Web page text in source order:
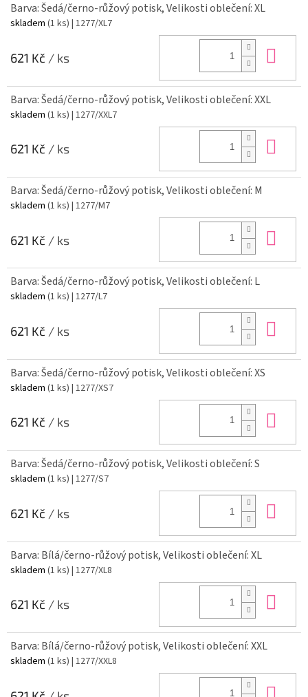
Barva: Šedá/černo-růžový potisk, Velikosti oblečení: XL
skladem (1 ks) | 1277/XL7
621 Kč / ks
Barva: Šedá/černo-růžový potisk, Velikosti oblečení: XXL
skladem (1 ks) | 1277/XXL7
621 Kč / ks
Barva: Šedá/černo-růžový potisk, Velikosti oblečení: M
skladem (1 ks) | 1277/M7
621 Kč / ks
Barva: Šedá/černo-růžový potisk, Velikosti oblečení: L
skladem (1 ks) | 1277/L7
621 Kč / ks
Barva: Šedá/černo-růžový potisk, Velikosti oblečení: XS
skladem (1 ks) | 1277/XS7
621 Kč / ks
Barva: Šedá/černo-růžový potisk, Velikosti oblečení: S
skladem (1 ks) | 1277/S7
621 Kč / ks
Barva: Bílá/černo-růžový potisk, Velikosti oblečení: XL
skladem (1 ks) | 1277/XL8
621 Kč / ks
Barva: Bílá/černo-růžový potisk, Velikosti oblečení: XXL
skladem (1 ks) | 1277/XXL8